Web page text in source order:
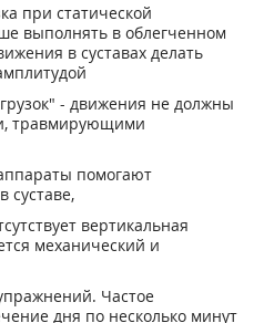
при статической
выполнять в облегченном
в суставах делать
- движения не должны
травмирующими
помогают
суставе,
вертикальная
механический и
Частое
дня по несколько минут